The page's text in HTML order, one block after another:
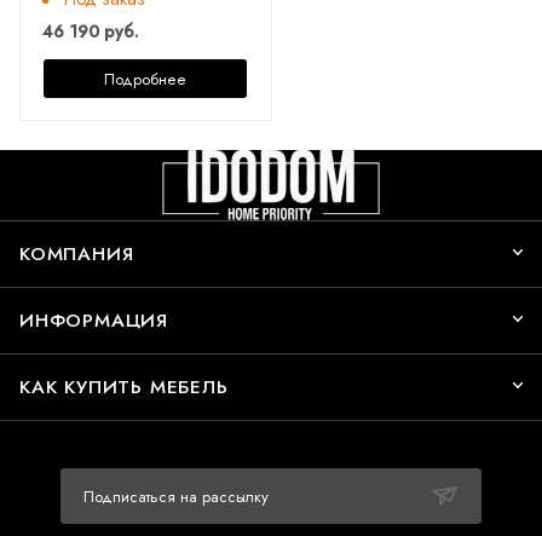
46 190 руб.
Подробнее
КОМПАНИЯ
ИНФОРМАЦИЯ
КАК КУПИТЬ МЕБЕЛЬ
Подписаться на рассылку